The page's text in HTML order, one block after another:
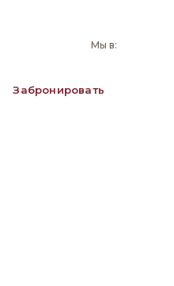
Мы в:
Забронировать